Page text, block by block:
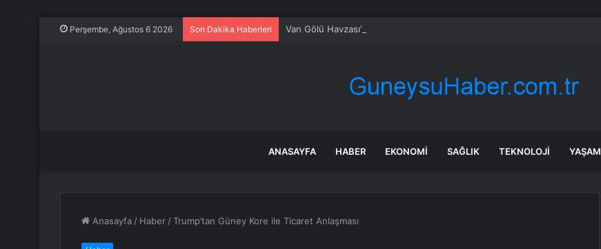
Perşembe, Ağustos 6 2026 Son Dakika Haberleri Van Gölü Havzası’nın 2050 vizyonu şekilleniyor
ANASAYFA HABER EKONOMI SAĞLIK TEKNOLOJI YAŞAM
Anasayfa / Haber /Trump’tan Güney Kore ile Ticaret Anlaşması